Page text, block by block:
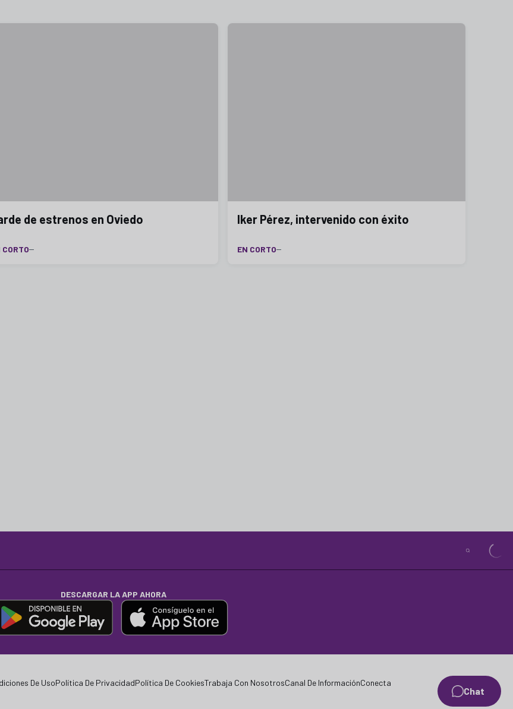
Chat
de estrenos en Oviedo
CORTO
Iker Pérez, intervenido con éxito
EN CORTO
DESCARGAR LA APP AHORA
De UsoPolítica De PrivacidadPolítica De CookiesTrabaja Con NosotrosCanal De InformaciónConecta